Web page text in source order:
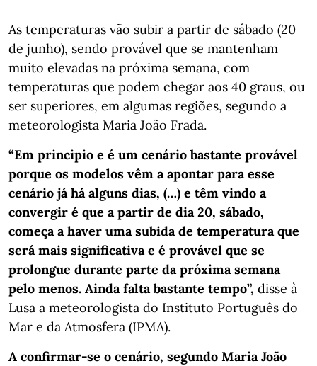
As temperaturas vão subir a partir de sábado (20
de junho), sendo provável que se mantenham
muito elevadas na próxima semana, com
temperaturas que podem chegar aos 40 graus, ou
ser superiores, em algumas regiões, segundo a
meteorologista Maria João Frada.
“Em principio e é um cenário bastante provável
porque os modelos vêm a apontar para esse
cenário já há alguns dias, (…) e têm vindo a
convergir é que a partir de dia 20, sábado,
começa a haver uma subida de temperatura que
será mais significativa e é provável que se
prolongue durante parte da próxima semana
pelo menos. Ainda falta bastante tempo”, disse à
Lusa a meteorologista do Instituto Português do
Mar e da Atmosfera (IPMA).
A confirmar-se o cenário, segundo Maria João